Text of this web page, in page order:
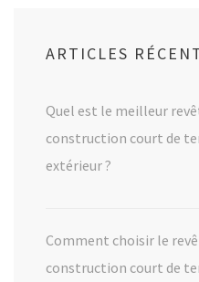
ARTICLES
Quel est le meilleur
construction court de
extérieur ?
Comment choisir le
construction court de